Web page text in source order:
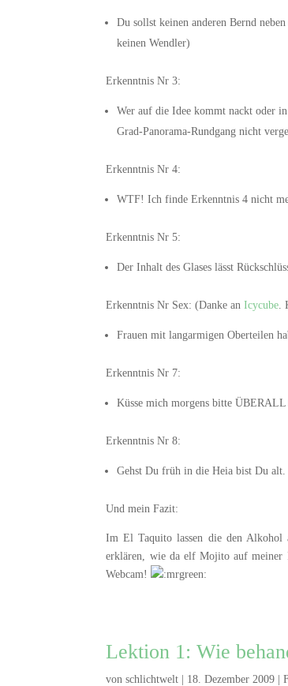
Du sollst keinen anderen Bernd
keinen Wendler)
Erkenntnis Nr 3:
Wer auf die Idee kommt nackt oder
Grad-Panorama-Rundgang nicht
Erkenntnis Nr 4:
WTF! Ich finde Erkenntnis 4 nicht
Erkenntnis Nr 5:
Der Inhalt des Glases lässt
Erkenntnis Nr Sex: (Danke anIcycube.
Frauen mit langarmigen Oberteilen
Erkenntnis Nr 7:
Küsse mich morgens bitte
Erkenntnis Nr 8:
Gehst Du früh in die Heia bist Du alt.
Und mein Fazit:
Im El Taquito lassen die den Alkohol
erklären, wie da elf Mojito auf meiner
Webcam!
Lektion 1: Wie
vonschlichtwelt 18. Dezember 2009 |